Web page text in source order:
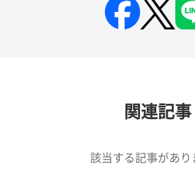
関連記事
該当する記事があり